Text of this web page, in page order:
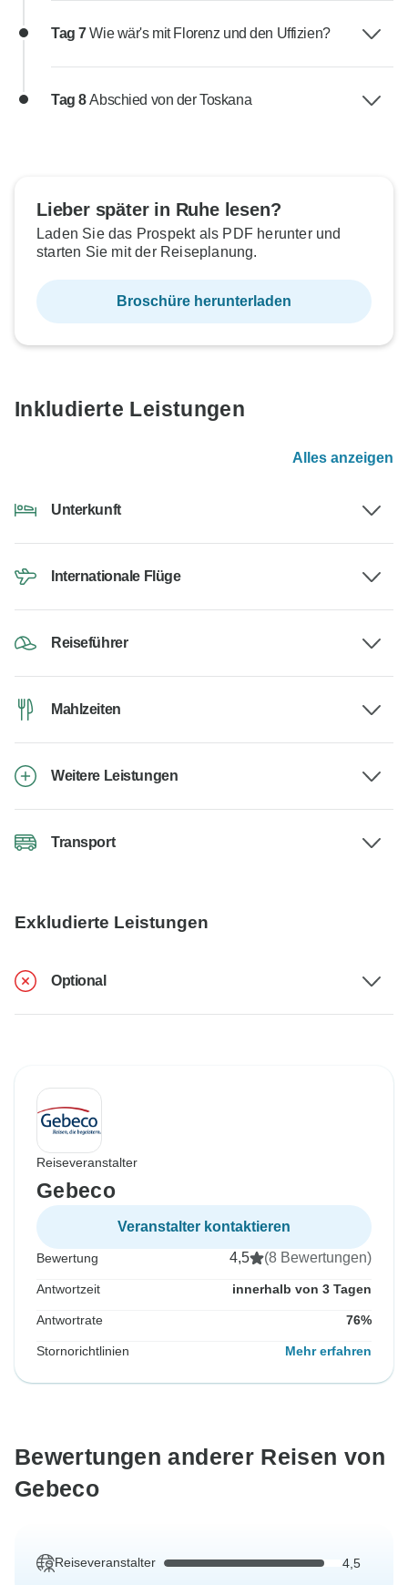
Tag 7Wie wär's mit Florenz und den Uffizien?
Tag 8Abschied von der Toskana
Lieber später in Ruhe lesen?
Laden Sie das Prospekt als PDF herunter und
starten Sie mit der Reiseplanung.
Broschüre herunterladen
Inkludierte Leistungen
Alles anzeigen
Unterkunft
Internationale Flüge
Reiseführer
Mahlzeiten
Weitere Leistungen
Transport
Exkludierte Leistungen
Optional
Reiseveranstalter
Gebeco
Veranstalter kontaktieren
Bewertung 4,5 (8 Bewertungen)
Antwortzeit innerhalb von 3 Tagen
Antwortrate 76%
Stornorichtlinien Mehr erfahren
Bewertungen anderer Reisen von
Gebeco
Reiseveranstalter 4,5